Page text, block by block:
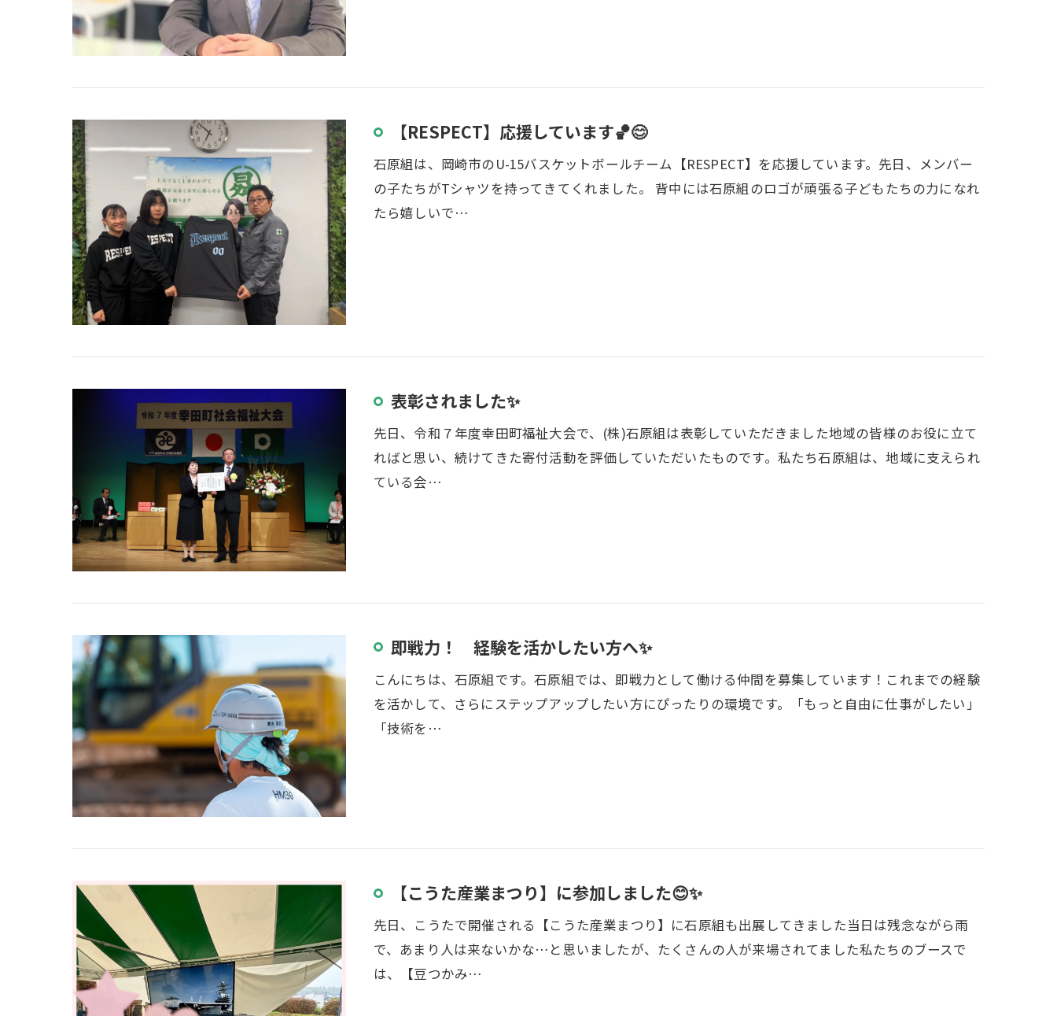
【RESPECT】応援しています🏀😊
石原組は、岡崎市のU-15バスケットボールチーム【RESPECT】を応援しています。先日、メンバー
の子たちがTシャツを持ってきてくれました。 背中には石原組のロゴが頑張る子どもたちの力になれ
たら嬉しいで…
表彰されました✨
先日、令和７年度幸田町福祉大会で、(株)石原組は表彰していただきました地域の皆様のお役に立て
ればと思い、続けてきた寄付活動を評価していただいたものです。私たち石原組は、地域に支えられ
ている会…
即戦力！ 経験を活かしたい方へ✨
こんにちは、石原組です。石原組では、即戦力として働ける仲間を募集しています！これまでの経験
を活かして、さらにステップアップしたい方にぴったりの環境です。「もっと自由に仕事がしたい」
「技術を…
【こうた産業まつり】に参加しました😊✨
先日、こうたで開催される【こうた産業まつり】に石原組も出展してきました当日は残念ながら雨
で、あまり人は来ないかな…と思いましたが、たくさんの人が来場されてました私たちのブースで
は、【豆つかみ…